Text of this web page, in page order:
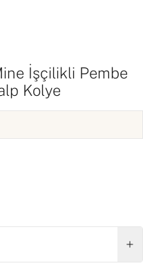
İşçilikli Pembe
Kolye